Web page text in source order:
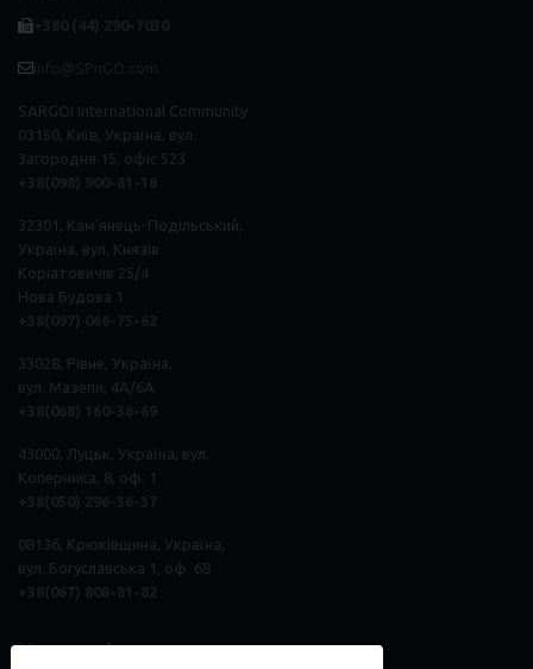
SARGOI International Community
03150, Київ, Україна, вул.
Загородня 15, офіс 523
32301, Кам'янець-Подільський,
Україна, вул. Князів
Коріатовичів 25/4
Нова Будова 1
33028, Рівне, Україна,
вул. Мазепи, 4А/6А
43000, Луцьк, Україна, вул.
Коперника, 8, оф. 1
08136, Крюківщина, Україна,
вул. Богуславська 1, оф. 68
Наша спільнота